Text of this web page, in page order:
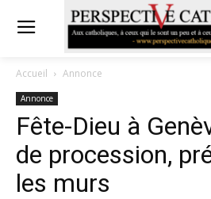
Accueil Annonce
Annonce
Fête-Dieu à
de procession,
les murs